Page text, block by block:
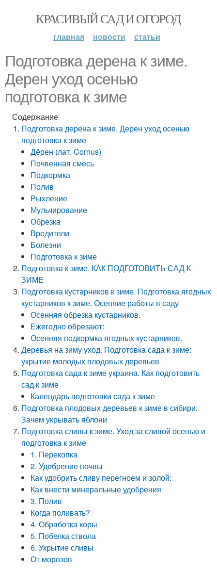
КРАСИВЫЙ САД И ОГОРОД
главная новости статьи
Подготовка дерена к зиме.
Дерен уход осенью
подготовка к зиме
Содержание
Подготовка дерена к зиме. Дерен уход осенью
подготовка к зиме
Дёрен (лат. Cornus)
Почвенная смесь
Подкормка
Полив
Рыхление
Мульчирование
Обрезка
Вредители
Болезни
Подготовка к зиме
Подготовка к зиме. КАК ПОДГОТОВИТЬ САД К
ЗИМЕ
Подготовка кустарников к зиме. Подготовка ягодных
кустарников к зиме. Осенние работы в саду
Осенняя обрезка кустарников.
Ежегодно обрезают:
Осенняя подкормка ягодных кустарников.
Деревья на зиму уход. Подготовка сада к зиме:
укрытие молодых плодовых деревьев
Подготовка сада к зиме украина. Как подготовить
сад к зиме
Календарь подготовки сада к зиме
Подготовка плодовых деревьев к зиме в сибири.
Зачем укрывать яблони
Подготовка сливы к зиме. Уход за сливой осенью и
подготовка к зиме
1. Перекопка
2. Удобрение почвы
Как удобрить сливу перегноем и золой:
Как внести минеральные удобрения
3. Полив
Когда поливать?
4. Обработка коры
5. Побелка ствола
6. Укрытие сливы
От морозов